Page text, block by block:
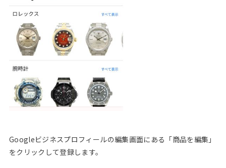
Googleビジネスプロフィールの編集画面にある「商品を編集」
をクリックして登録します。